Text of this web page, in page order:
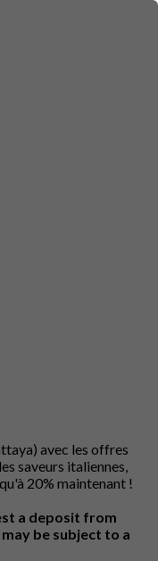
avec les offres
saveurs italiennes,
20% maintenant !
a deposit from
be subject to a